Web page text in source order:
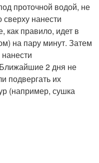
проточной водой, не
нанести
как правило, идет в
на пару минут. Затем
2 дня не
подвергать их
(например, сушка